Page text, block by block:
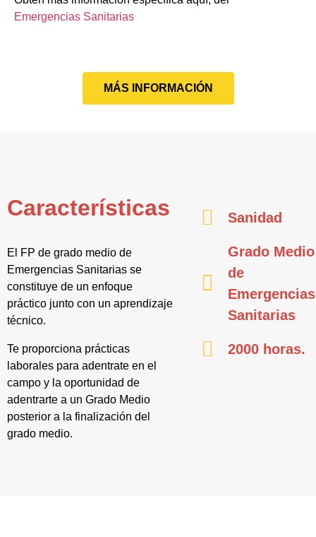
Emergencias Sanitarias
MÁS INFORMACIÓN
Características
El FP de grado medio de
Emergencias Sanitarias se
constituye de un enfoque
práctico junto con un aprendizaje
técnico.
Te proporciona prácticas
laborales para adentrate en el
campo y la oportunidad de
adentrarte a un Grado Medio
posterior a la finalización del
grado medio.
Sanidad
Grado Medio
de
Emergencias
Sanitarias
2000 horas.